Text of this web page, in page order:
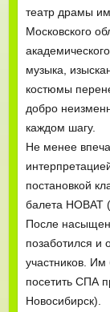
театр драмы
Московского
музыка,
костюмы
добро
каждом шагу.
Не менее
постановкой
балета НОВАТ
После
позаботился и
участников.
посетить СПА
Новосибирск).